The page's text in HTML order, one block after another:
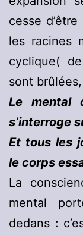
cesse
les racines
cyclique(
sont
Le mental
s’interroge
Et tous les
le corps
La
mental
dedans :